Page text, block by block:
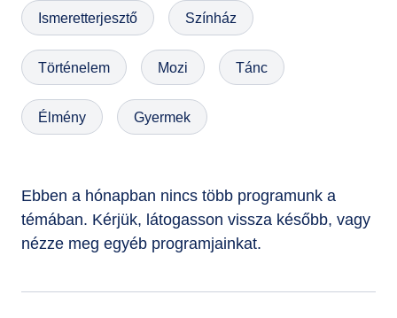
GYIK
Ismeretterjesztő Színház
Történelem Mozi Tánc
Élmény Gyermek
Ebben a hónapban nincs több programunk a
témában. Kérjük, látogasson vissza később, vagy
nézze meg egyéb programjainkat.